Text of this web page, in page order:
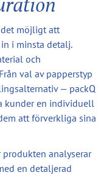
möjligt att
i minsta detalj.
och
val av papperstyp
— packQ
kunder en individuell
att förverkliga sina
analyserar
en detaljerad